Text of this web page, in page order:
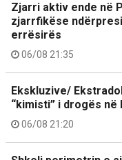
Zjarri aktiv ende në
zjarrfikëse
errësirës
06/08 21:35
Ekskluzive/
“kimisti” i drogës në
06/08 21:20